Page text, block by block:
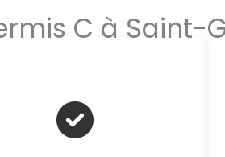
C à Saint-